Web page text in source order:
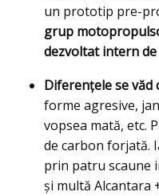
un prototip pre-
grup
dezvoltat intern de
Diferențele se văd
forme agresive,
vopsea mată, etc.
de carbon forjată.
prin patru scaune
și multă Alcantara